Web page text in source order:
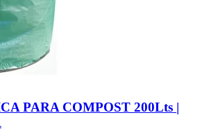
PARA COMPOST 200Lts |